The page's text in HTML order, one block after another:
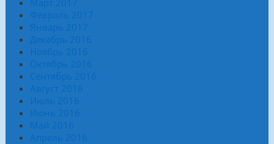
Февраль 2017
Январь 2017
Декабрь 2016
Ноябрь 2016
Октябрь 2016
Сентябрь 2016
Август 2016
Июль 2016
Июнь 2016
Май 2016
Апрель 2016